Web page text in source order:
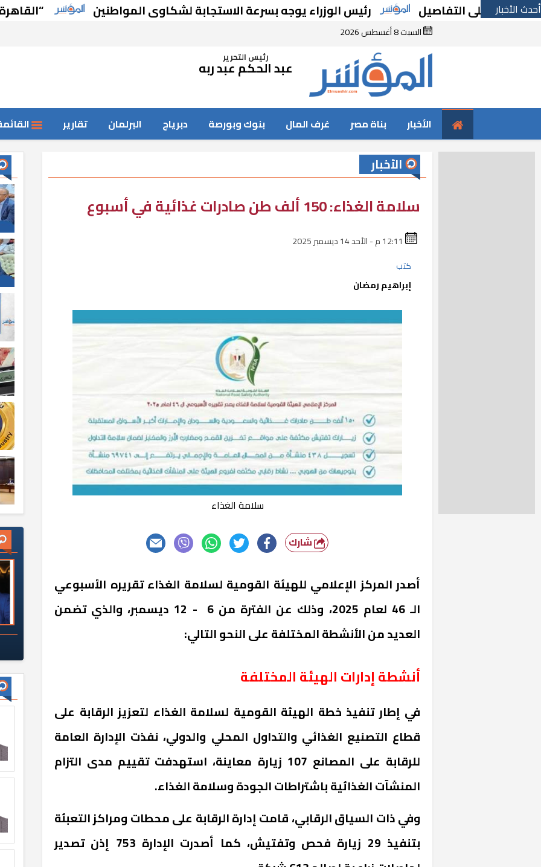
أحدث الأخبار رئيس الوزراء يوجه بسرعة الاستجابة لشكاوى المواطنين “القاهرة
السبت 8 أغسطس 2026
رئيس التحرير
عبد الحكم عبد ربه
الأخبار بناة مصر غرف المال بنوك وبورصة دبرياج البرلمان تقارير
الأخبار
سلامة الغذاء: 150 ألف طن صادرات غذائية في أسبوع
كتب
إبراهيم رمضان
سلامة الغذاء
شارك
أصدر المركز الإعلامي للهيئة القومية لسلامة الغذاء تقريره الأسبوعي
الـ 46 لعام 2025، وذلك عن الفترة من 6 - 12 ديسمبر، والذي تضمن
العديد من الأنشطة المختلفة على النحو التالي:
أنشطة إدارات الهيئة المختلفة
في إطار تنفيذ خطة الهيئة القومية لسلامة الغذاء لتعزيز الرقابة على
قطاع التصنيع الغذائي والتداول المحلي والدولي، نفذت الإدارة العامة
للرقابة على المصانع 107 زيارة معاينة، استهدفت تقييم مدى التزام
المنشآت الغذائية باشتراطات الجودة وسلامة الغذاء.
وفي ذات السياق الرقابي، قامت إدارة الرقابة على محطات ومراكز التعبئة
بتنفيذ 29 زيارة فحص وتفتيش، كما أصدرت الإدارة 753 إذن تصدير